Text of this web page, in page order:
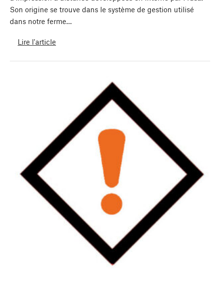
Son origine se trouve dans le système de gestion utilisé
dans notre ferme…
Lire l'article